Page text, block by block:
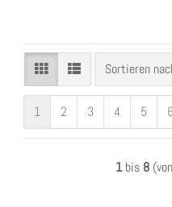
Sortieren
Sortieren
1 2 3 4 5
1bis 8